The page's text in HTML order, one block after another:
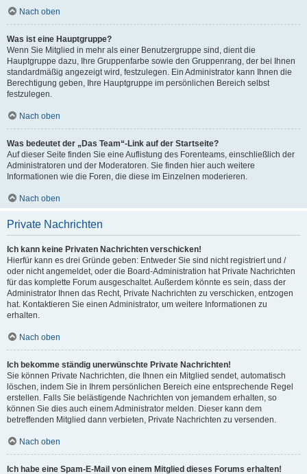
Nach oben
Was ist eine Hauptgruppe?
Wenn Sie Mitglied in mehr als einer Benutzergruppe sind, dient die
Hauptgruppe dazu, Ihre Gruppenfarbe sowie den Gruppenrang, der bei Ihnen
standardmäßig angezeigt wird, festzulegen. Ein Administrator kann Ihnen die
Berechtigung geben, Ihre Hauptgruppe im persönlichen Bereich selbst
festzulegen.
Nach oben
Was bedeutet der „Das Team“-Link auf der Startseite?
Auf dieser Seite finden Sie eine Auflistung des Forenteams, einschließlich der
Administratoren und der Moderatoren. Sie finden hier auch weitere
Informationen wie die Foren, die diese im Einzelnen moderieren.
Nach oben
Private Nachrichten
Ich kann keine Privaten Nachrichten verschicken!
Hierfür kann es drei Gründe geben: Entweder Sie sind nicht registriert und /
oder nicht angemeldet, oder die Board-Administration hat Private Nachrichten
für das komplette Forum ausgeschaltet. Außerdem könnte es sein, dass der
Administrator Ihnen das Recht, Private Nachrichten zu verschicken, entzogen
hat. Kontaktieren Sie einen Administrator, um weitere Informationen zu
erhalten.
Nach oben
Ich bekomme ständig unerwünschte Private Nachrichten!
Sie können Private Nachrichten, die Ihnen ein Mitglied sendet, automatisch
löschen, indem Sie in Ihrem persönlichen Bereich eine entsprechende Regel
erstellen. Falls Sie belästigende Nachrichten von jemandem erhalten, so
können Sie dies auch einem Administrator melden. Dieser kann dem
betreffenden Mitglied dann verbieten, Private Nachrichten zu versenden.
Nach oben
Ich habe eine Spam-E-Mail von einem Mitglied dieses Forums erhalten!